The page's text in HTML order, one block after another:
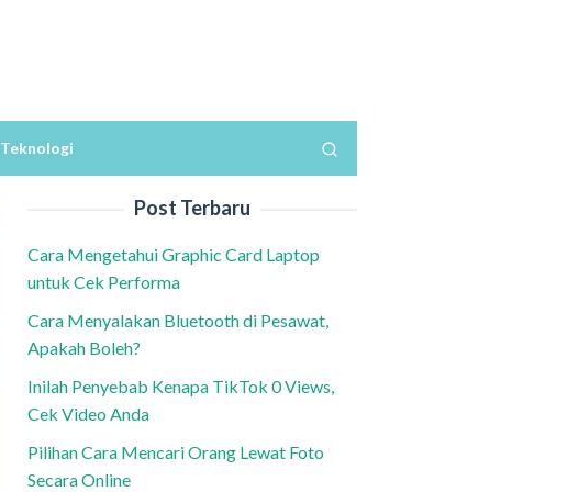
Teknologi
Post Terbaru
Cara Mengetahui Graphic Card Laptop
untuk Cek Performa
Cara Menyalakan Bluetooth di Pesawat,
Apakah Boleh?
Inilah Penyebab Kenapa TikTok 0 Views,
Cek Video Anda
Pilihan Cara Mencari Orang Lewat Foto
Secara Online